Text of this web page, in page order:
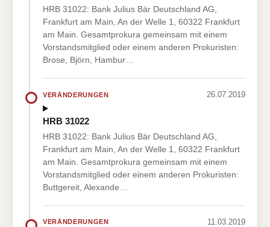
HRB 31022: Bank Julius Bär Deutschland AG,
Frankfurt am Main, An der Welle 1, 60322 Frankfurt
am Main. Gesamtprokura gemeinsam mit einem
Vorstandsmitglied oder einem anderen Prokuristen:
Brose, Björn, Hambur…
VERÄNDERUNGEN 26.07.2019
HRB 31022
HRB 31022: Bank Julius Bär Deutschland AG,
Frankfurt am Main, An der Welle 1, 60322 Frankfurt
am Main. Gesamtprokura gemeinsam mit einem
Vorstandsmitglied oder einem anderen Prokuristen:
Buttgereit, Alexande…
VERÄNDERUNGEN 11.03.2019